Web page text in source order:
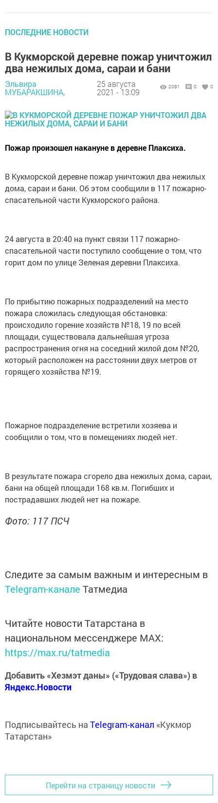
ПОСЛЕДНИЕ НОВОСТИ
В Кукморской деревне пожар уничтожил
два нежилых дома, сараи и бани
Эльвира
МУБАРАКШИНА,
25 августа
2021 - 13:09
2081 0 0
Пожар произошел накануне в деревне Плаксиха.
В Кукморской деревне пожар уничтожил два нежилых
дома, сараи и бани. Об этом сообщили в 117 пожарно-
спасательной части Кукморского района.
24 августа в 20:40 на пункт связи 117 пожарно-
спасательной части поступило сообщение о том, что
горит дом по улице Зеленая деревни Плаксиха.
По прибытию пожарных подразделений на место
пожара сложилась следующая обстановка:
происходило горение хозяйств №18, 19 по всей
площади, существовала дальнейшая угроза
распространения огня на соседний жилой дом №20,
который расположен на расстоянии двух метров от
горящего хозяйства №19.
Пожарное подразделение встретили хозяева и
сообщили о том, что в помещениях людей нет.
В результате пожара сгорело два нежилых дома, сараи,
бани на общей площади 168 кв.м. Погибших и
пострадавших людей нет на пожаре.
Фото: 117 ПСЧ
Следите за самым важным и интересным в
Telegram-канале Татмедиа
Читайте новости Татарстана в
национальном мессенджере MАХ:
https://max.ru/tatmedia
Добавить «Хезмэт даны» («Трудовая слава») в
Яндекс.Новости
Подписывайтесь на Telegram-канал «Кукмор
Татарстан»
Перейти на страницу новости